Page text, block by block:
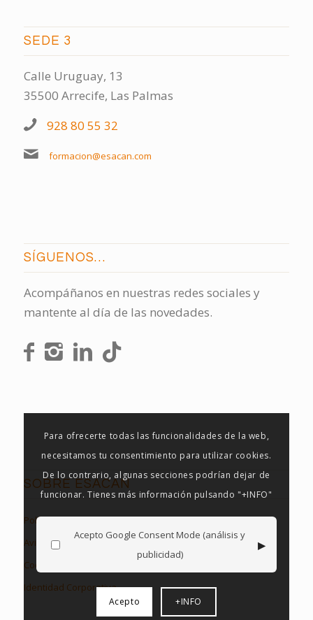
SEDE 3
Calle Uruguay, 13
35500 Arrecife, Las Palmas
928 80 55 32
formacion@esacan.com
SÍGUENOS…
Acompáñanos en nuestras redes sociales y
mantente al día de las novedades.
SOBRE ESACAN
Política de Privacidad
Aviso Legal
Cookies en Esacan
Identidad Corporativa
Para ofrecerte todas las funcionalidades de la web,
necesitamos tu consentimiento para utilizar cookies.
De lo contrario, algunas secciones podrían dejar de
funcionar. Tienes más información pulsando "+INFO"
Acepto Google Consent Mode (análisis y
publicidad)
▸
Acepto +INFO